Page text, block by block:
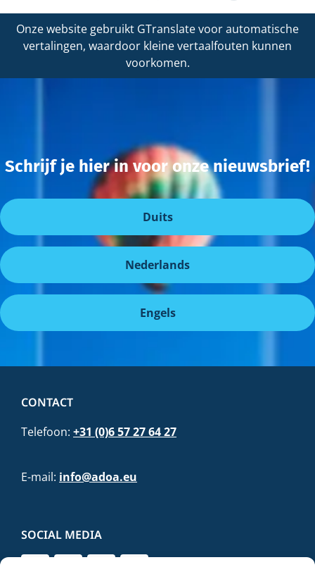
Onze website gebruikt GTranslate voor automatische
vertalingen, waardoor kleine vertaalfouten kunnen
voorkomen.
Schrijf je hier in voor onze nieuwsbrief!
Duits
Nederlands
Engels
CONTACT
Telefoon: +31 (0)6 57 27 64 27
E-mail: info@adoa.eu
SOCIAL MEDIA